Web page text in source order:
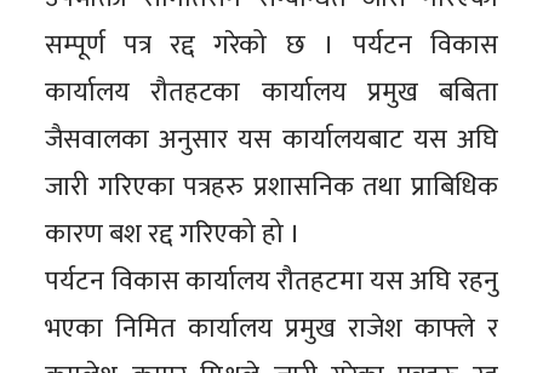
सम्पूर्ण पत्र रद्द गरेको छ । पर्यटन विकास
कार्यालय रौतहटका कार्यालय प्रमुख बबिता
जैसवालका अनुसार यस कार्यालयबाट यस अघि
जारी गरिएका पत्रहरु प्रशासनिक तथा प्राबिधिक
कारण बश रद्द गरिएको हो ।
पर्यटन विकास कार्यालय रौतहटमा यस अघि रहनु
भएका निमित कार्यालय प्रमुख राजेश काफ्ले र